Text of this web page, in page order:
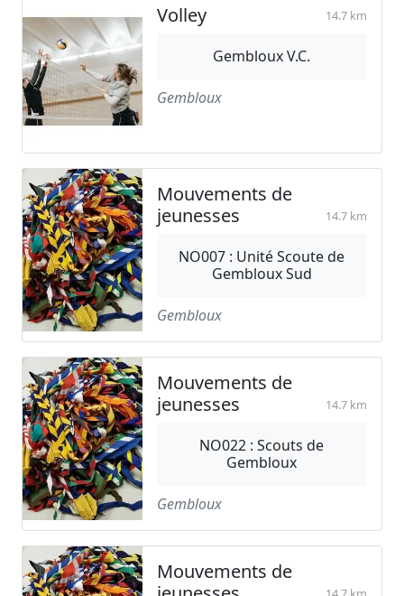
Volley 14.7 km
Gembloux V.C.
Gembloux
Mouvements de
jeunesses
14.7 km
NO007 : Unité Scoute de
Gembloux Sud
Gembloux
Mouvements de
jeunesses
14.7 km
NO022 : Scouts de
Gembloux
Gembloux
Mouvements de